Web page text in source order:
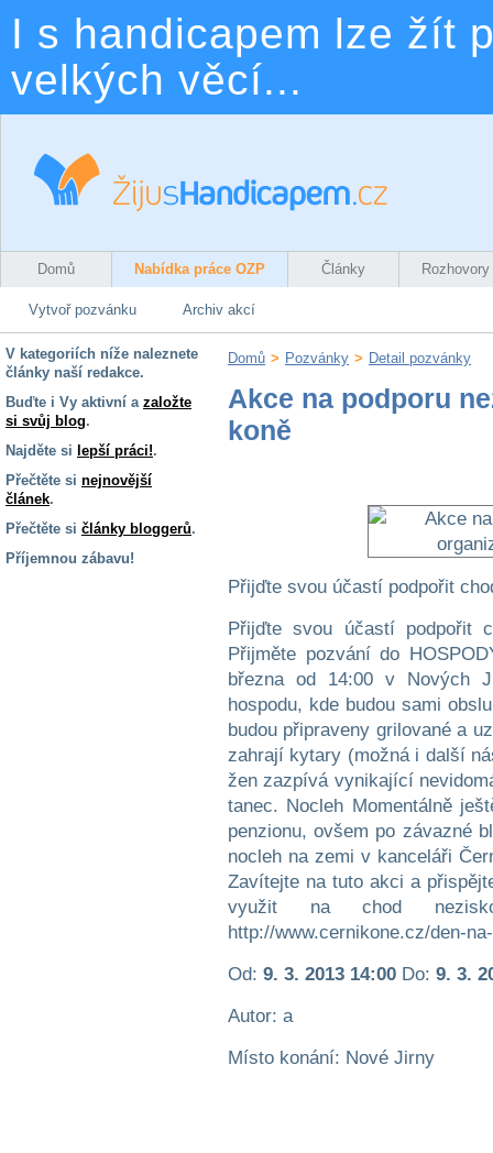
I s handicapem lze žít
velkých věcí...
Domů Nabídka práce OZP Články Rozhovory
Vytvoř pozvánku Archiv akcí
V kategoriích níže naleznete
články naší redakce.
Buďte i Vy aktivní a založte
si svůj blog.
Najděte si lepší práci!.
Přečtěte si nejnovější
článek.
Přečtěte si články bloggerů.
Příjemnou zábavu!
Domů > Pozvánky > Detail pozvánky
Akce na podporu
koně
Přijďte svou účastí podpořit
Přijďte svou účastí podpořit
Přijměte pozvání do
března od 14:00 v Nových
hospodu, kde budou sami
budou připraveny grilované a
zahrají kytary (možná i další
žen zazpívá vynikající
tanec. Nocleh Momentálně
penzionu, ovšem po závazné
nocleh na zemi v kanceláři
Zavítejte na tuto akci a
využit na chod
http://www.cernikone.cz/den-
Od: 9. 3. 2013 14:00 Do: 9. 3.
Autor: a
Místo konání: Nové Jirny